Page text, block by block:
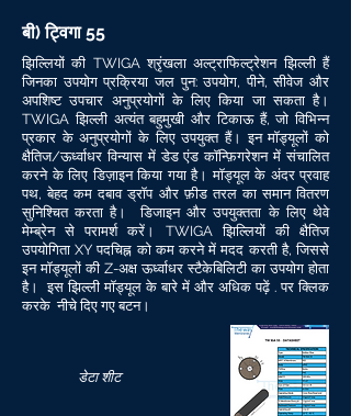
बी) ट्विगा 55
झिल्लियों की TWIGA श्रृंखला अल्ट्राफिल्ट्रेशन झिल्ली हैं
जिनका उपयोग प्रक्रिया जल पुन: उपयोग, पीने, सीवेज और
अपशिष्ट उपचार अनुप्रयोगों के लिए किया जा सकता है।
TWIGA झिल्ली अत्यंत बहुमुखी और टिकाऊ हैं, जो विभिन्न
प्रकार के अनुप्रयोगों के लिए उपयुक्त हैं। इन मॉड्यूलों को
क्षैतिज/ऊर्ध्वाधर विन्यास में डेड एंड कॉन्फ़िगरेशन में संचालित
करने के लिए डिज़ाइन किया गया है। मॉड्यूल के अंदर प्रवाह
पथ, बेहद कम दबाव ड्रॉप और फ़ीड तरल का समान वितरण
सुनिश्चित करता है। डिजाइन और उपयुक्तता के लिए थेवे
मेम्ब्रेन से परामर्श करें। TWIGA झिल्लियों की क्षैतिज
उपयोगिता XY पदचिह्न को कम करने में मदद करती है, जिससे
इन मॉड्यूलों की Z-अक्ष ऊर्ध्वाधर स्टैकेबिलिटी का उपयोग होता
है। इस झिल्ली मॉड्यूल के बारे में और अधिक पढ़ें . पर क्लिक
करके नीचे दिए गए बटन।
डेटा शीट